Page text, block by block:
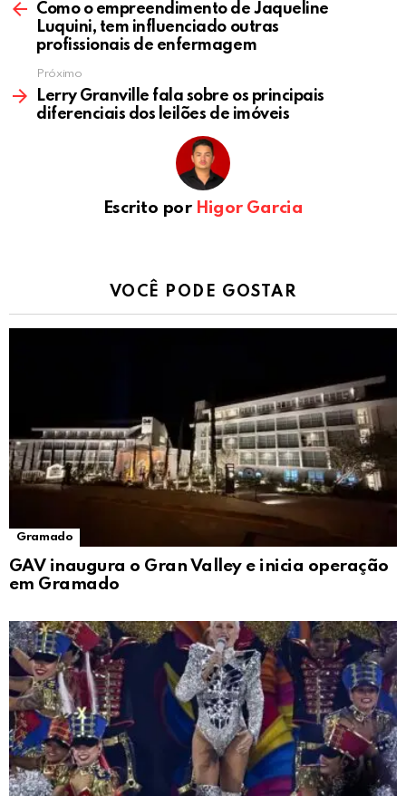
Como o empreendimento de Jaqueline
Luquini, tem influenciado outras
profissionais de enfermagem
Próximo
Lerry Granville fala sobre os principais
diferenciais dos leilões de imóveis
Escrito por Higor Garcia
VOCÊ PODE GOSTAR
Gramado
GAV inaugura o Gran Valley e inicia operação
em Gramado